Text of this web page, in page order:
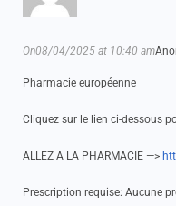
On08/04/2025 at 10:40 am
Pharmacie européenne
Cliquez sur le lien ci-dessous
ALLEZ A LA PHARMACIE —>
Prescription requise: Aucune